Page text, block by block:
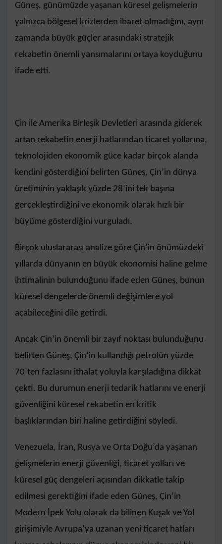
Güneş, günümüzde yaşanan küresel gelişmelerin
yalnızca bölgesel krizlerden ibaret olmadığını, aynı
zamanda büyük güçler arasındaki stratejik
rekabetin önemli yansımalarını ortaya koyduğunu
ifade etti.
Çin ile Amerika Birleşik Devletleri arasında giderek
artan rekabetin enerji hatlarından ticaret yollarına,
teknolojiden ekonomik güce kadar birçok alanda
kendini gösterdiğini belirten Güneş, Çin’in dünya
üretiminin yaklaşık yüzde 28’ini tek başına
gerçekleştirdiğini ve ekonomik olarak hızlı bir
büyüme gösterdiğini vurguladı.
Birçok uluslararası analize göre Çin’in önümüzdeki
yıllarda dünyanın en büyük ekonomisi haline gelme
ihtimalinin bulunduğunu ifade eden Güneş, bunun
küresel dengelerde önemli değişimlere yol
açabileceğini dile getirdi.
Ancak Çin’in önemli bir zayıf noktası bulunduğunu
belirten Güneş, Çin’in kullandığı petrolün yüzde
70’ten fazlasını ithalat yoluyla karşıladığına dikkat
çekti. Bu durumun enerji tedarik hatlarını ve enerji
güvenliğini küresel rekabetin en kritik
başlıklarından biri haline getirdiğini söyledi.
Venezuela, İran, Rusya ve Orta Doğu’da yaşanan
gelişmelerin enerji güvenliği, ticaret yolları ve
küresel güç dengeleri açısından dikkatle takip
edilmesi gerektiğini ifade eden Güneş, Çin’in
Modern İpek Yolu olarak da bilinen Kuşak ve Yol
girişimiyle Avrupa’ya uzanan yeni ticaret hatları